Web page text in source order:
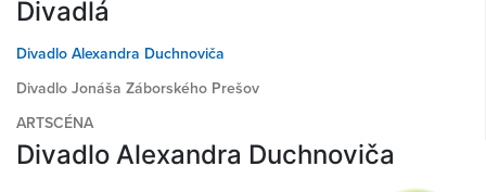
Divadlá
Divadlo Alexandra Duchnoviča
Divadlo Jonáša Záborského Prešov
ARTSCÉNA
Divadlo Alexandra Duchnoviča